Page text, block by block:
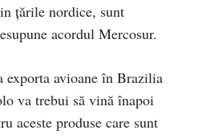
țările nordice, sunt
acordul Mercosur.
exporta avioane în Brazilia
va trebui să vină înapoi
aceste produse care sunt